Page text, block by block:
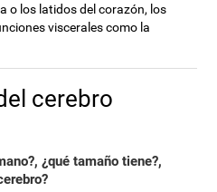
o los latidos del corazón, los
viscerales como la
cerebro
¿qué tamaño tiene?,